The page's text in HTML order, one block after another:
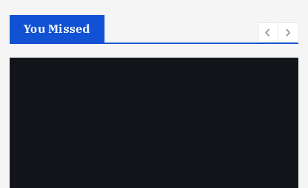
You Missed